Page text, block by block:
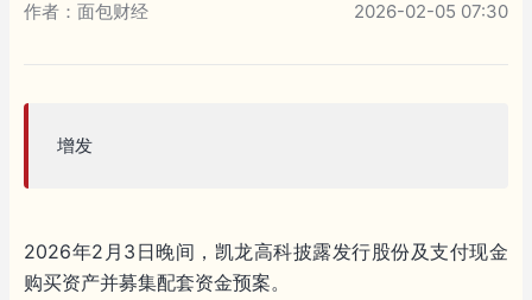
作者：面包财经 2026-02-05 07:30
增发
2026年2月3日晚间，凯龙高科披露发行股份及支付现金
购买资产并募集配套资金预案。